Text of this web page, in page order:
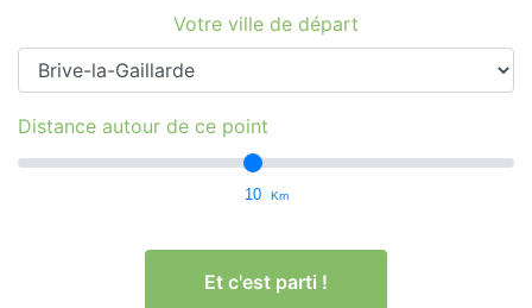
Votre ville de départ
Distance autour de ce point
10 Km
Et c'est parti !